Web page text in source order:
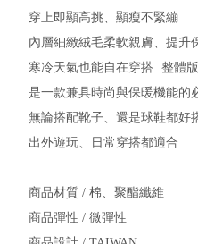
穿上即顯高挑、顯瘦不緊繃
內層細緻絨毛柔軟親膚、提升
寒冷天氣也能自在穿搭 整體
是一款兼具時尚與保暖機能的
無論搭配靴子、還是球鞋都好
出外遊玩、日常穿搭都適合
商品材質 / 棉、聚酯纖維
商品彈性 / 微彈性